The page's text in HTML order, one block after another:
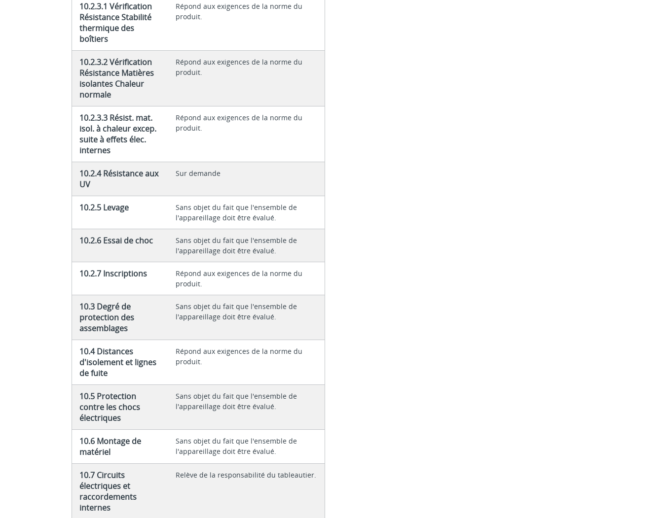
10.2.3.1 Vérification
Résistance Stabilité
thermique des
boîtiers
Répond aux exigences de la norme du
produit.
10.2.3.2 Vérification
Résistance Matières
isolantes Chaleur
normale
Répond aux exigences de la norme du
produit.
10.2.3.3 Résist. mat.
isol. à chaleur excep.
suite à effets élec.
internes
Répond aux exigences de la norme du
produit.
10.2.4 Résistance aux
UV
Sur demande
10.2.5 Levage
Sans objet du fait que l'ensemble de
l'appareillage doit être évalué.
10.2.6 Essai de choc
Sans objet du fait que l'ensemble de
l'appareillage doit être évalué.
10.2.7 Inscriptions
Répond aux exigences de la norme du
produit.
10.3 Degré de
protection des
assemblages
Sans objet du fait que l'ensemble de
l'appareillage doit être évalué.
10.4 Distances
d'isolement et lignes
de fuite
Répond aux exigences de la norme du
produit.
10.5 Protection
contre les chocs
électriques
Sans objet du fait que l'ensemble de
l'appareillage doit être évalué.
10.6 Montage de
matériel
Sans objet du fait que l'ensemble de
l'appareillage doit être évalué.
10.7 Circuits
électriques et
raccordements
internes
Relève de la responsabilité du tableautier.